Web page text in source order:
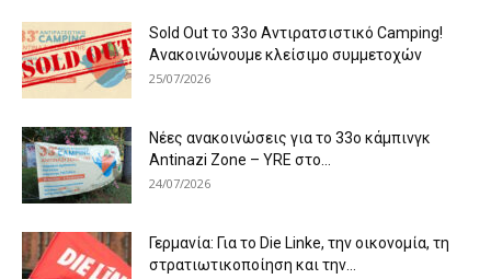
Sold Out το 33ο Αντιρατσιστικό Camping!
Ανακοινώνουμε κλείσιμο συμμετοχών
25/07/2026
Νέες ανακοινώσεις για το 33ο κάμπινγκ
Antinazi Zone – YRE στο...
24/07/2026
Γερμανία: Για το Die Linke, την οικονομία, τη
στρατιωτικοποίηση και την...